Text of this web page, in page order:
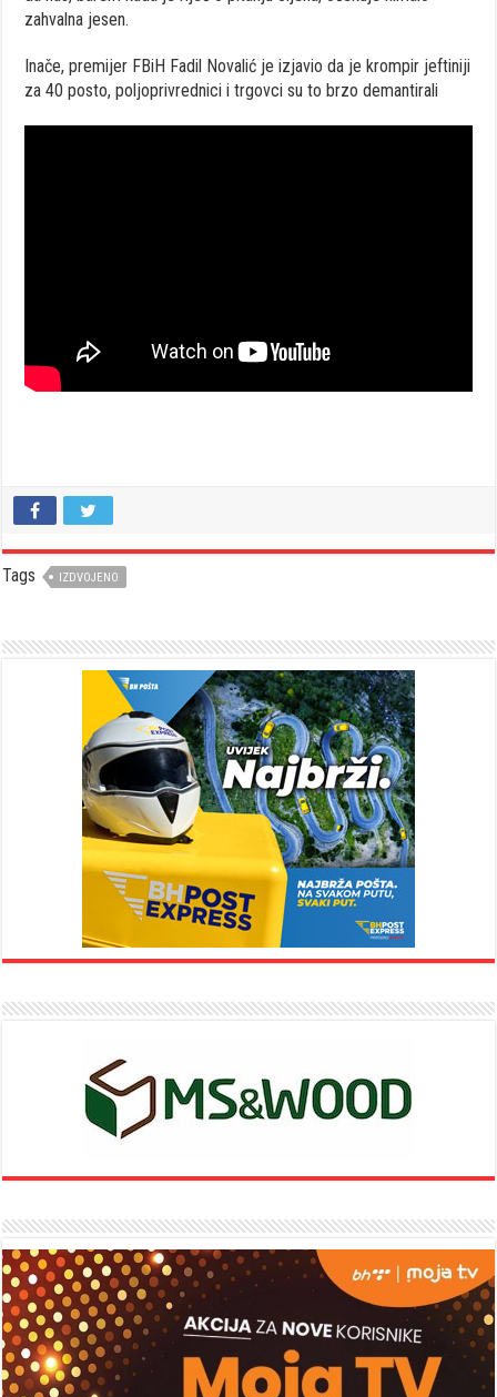
zahvalna jesen.
Inače, premijer FBiH Fadil Novalić je izjavio da je krompir jeftiniji
za 40 posto, poljoprivrednici i trgovci su to brzo demantirali
Tags IZDVOJENO